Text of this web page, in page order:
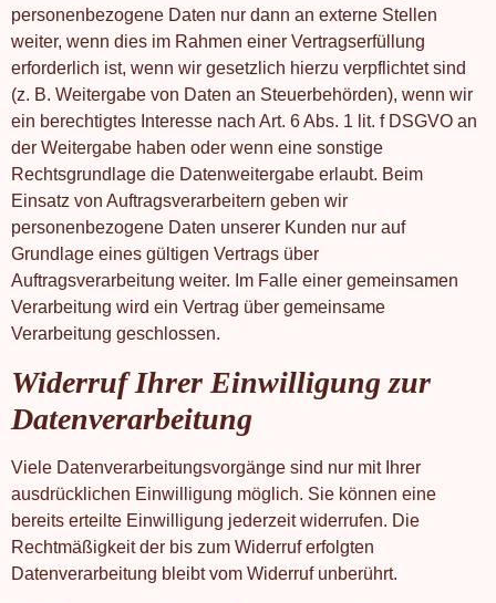
personenbezogene Daten nur dann an externe Stellen
weiter, wenn dies im Rahmen einer Vertragserfüllung
erforderlich ist, wenn wir gesetzlich hierzu verpflichtet sind
(z. B. Weitergabe von Daten an Steuerbehörden), wenn wir
ein berechtigtes Interesse nach Art. 6 Abs. 1 lit. f DSGVO an
der Weitergabe haben oder wenn eine sonstige
Rechtsgrundlage die Datenweitergabe erlaubt. Beim
Einsatz von Auftragsverarbeitern geben wir
personenbezogene Daten unserer Kunden nur auf
Grundlage eines gültigen Vertrags über
Auftragsverarbeitung weiter. Im Falle einer gemeinsamen
Verarbeitung wird ein Vertrag über gemeinsame
Verarbeitung geschlossen.
Widerruf Ihrer Einwilligung zur
Datenverarbeitung
Viele Datenverarbeitungsvorgänge sind nur mit Ihrer
ausdrücklichen Einwilligung möglich. Sie können eine
bereits erteilte Einwilligung jederzeit widerrufen. Die
Rechtmäßigkeit der bis zum Widerruf erfolgten
Datenverarbeitung bleibt vom Widerruf unberührt.